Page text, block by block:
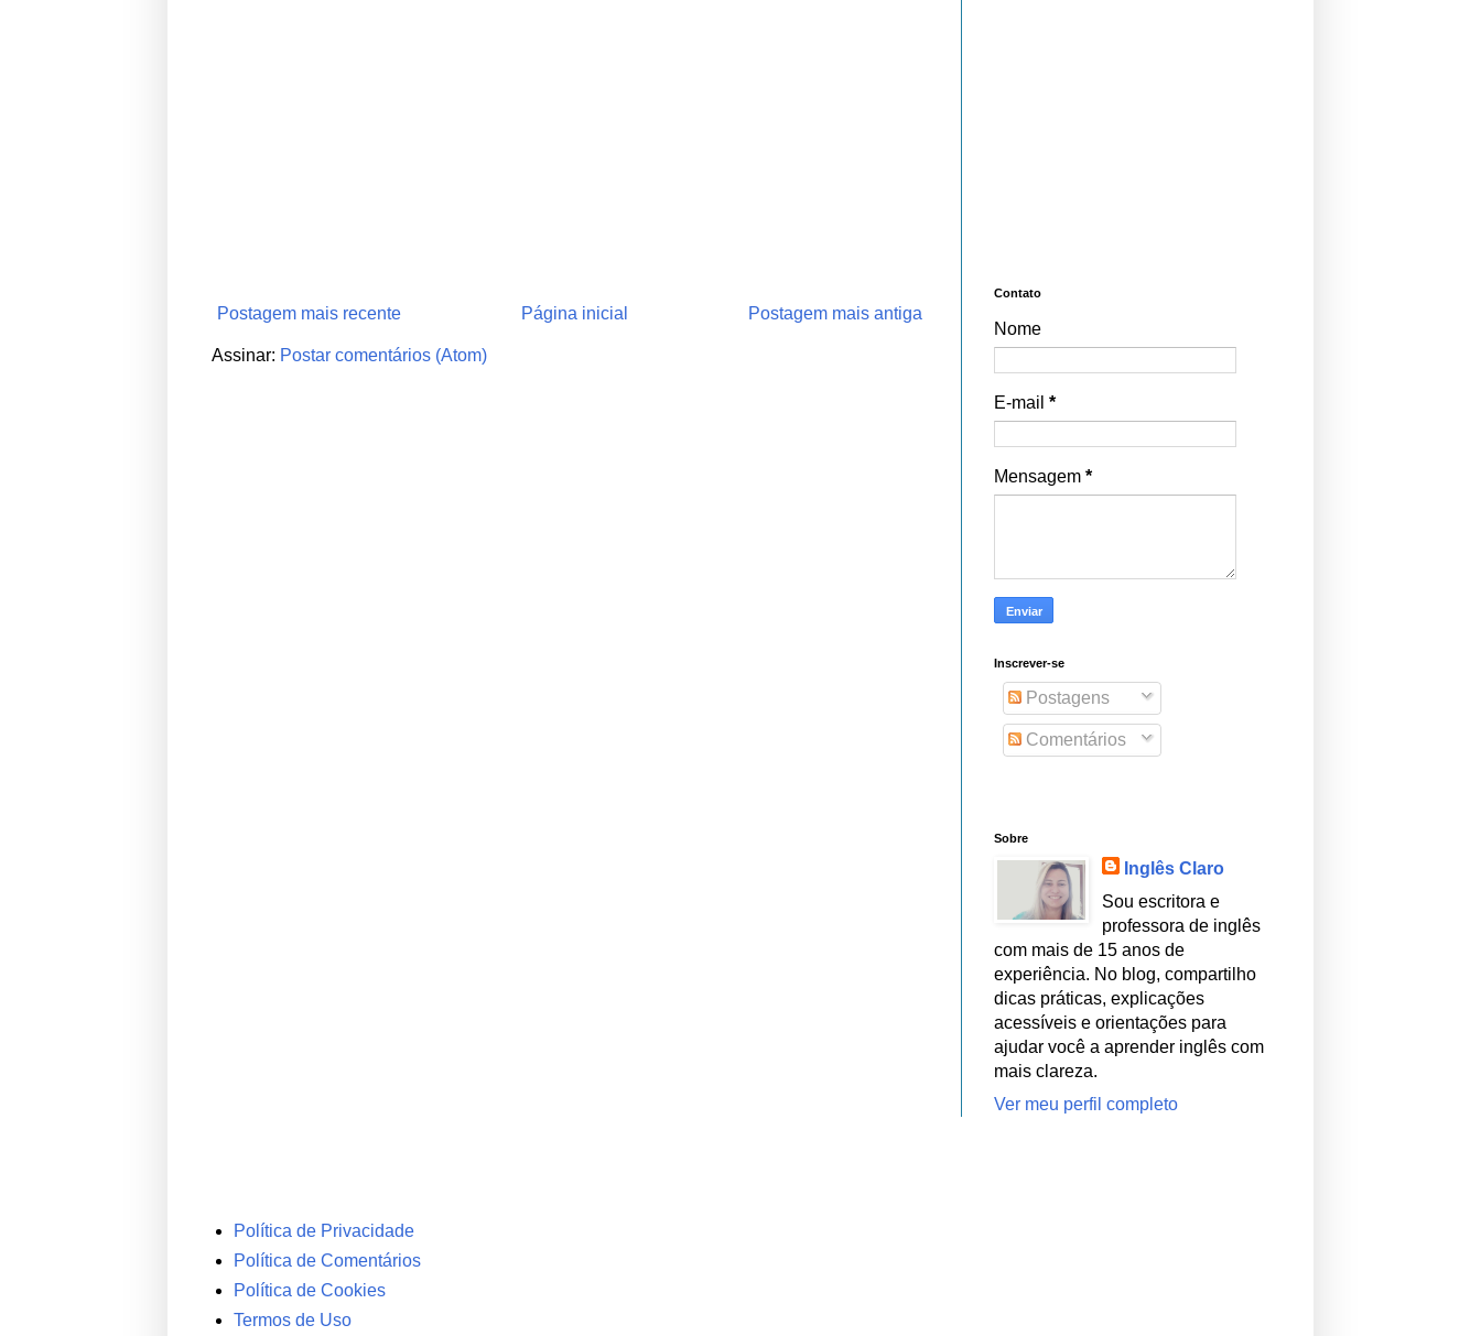
Postagem mais recente Postagem mais antiga
Página inicial
Assinar: Postar comentários (Atom)
Contato
Nome
E-mail *
Mensagem *
Inscrever-se
Postagens
Comentários
Sobre
Inglês Claro
Sou escritora e
professora de inglês
com mais de 15 anos de
experiência. No blog, compartilho
dicas práticas, explicações
acessíveis e orientações para
ajudar você a aprender inglês com
mais clareza.
Ver meu perfil completo
Política de Privacidade
Política de Comentários
Política de Cookies
Termos de Uso